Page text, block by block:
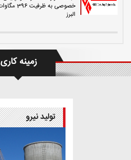
خصوصی
البرز
شب یلدا
دورهمی همکاران پیشکسوت
زمینه کاری
تولید نیرو